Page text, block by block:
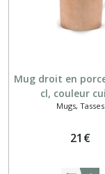
Mug droit en
cl, couleur
métallique, peint
Mugs, Tasses
21 €
(1)